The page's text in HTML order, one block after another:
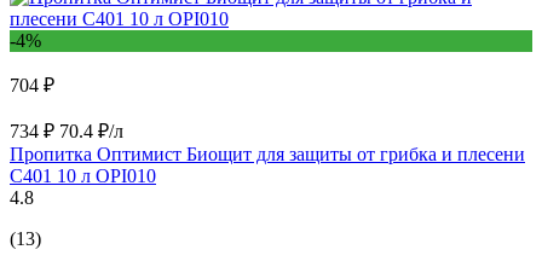
-4%
704 ₽
734 ₽ 70.4 ₽/л
Пропитка Оптимист Биощит для защиты от грибка и плесени
С401 10 л OPI010
4.8
(13)